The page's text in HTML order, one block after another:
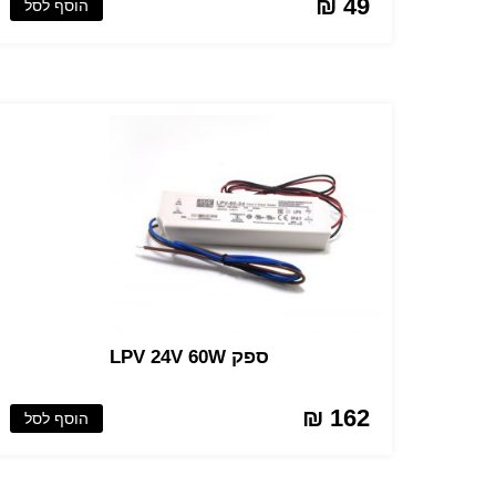
49 ₪ הוסף לסל
ספק LPV 24V 60W
162 ₪ הוסף לסל